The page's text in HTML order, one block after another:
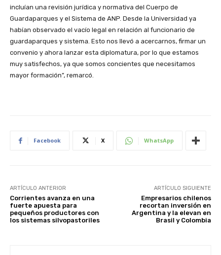
incluían una revisión jurídica y normativa del Cuerpo de
Guardaparques y el Sistema de ANP. Desde la Universidad ya
habían observado el vacío legal en relación al funcionario de
guardaparques y sistema. Esto nos llevó a acercarnos, firmar un
convenio y ahora lanzar esta diplomatura, por lo que estamos
muy satisfechos, ya que somos concientes que necesitamos
mayor formación”, remarcó.
Facebook X WhatsApp
ARTÍCULO ANTERIOR
Corrientes avanza en una
fuerte apuesta para
pequeños productores con
los sistemas silvopastoriles
ARTÍCULO SIGUIENTE
Empresarios chilenos
recortan inversión en
Argentina y la elevan en
Brasil y Colombia